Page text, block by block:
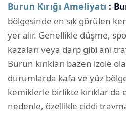
Burun Kırığı Ameliyatı :
bölgesinde en sık görülen
yer alır. Genellikle düşme,
kazaları veya darp gibi ani
Burun kırıkları bazen izole
durumlarda kafa ve yüz
kemiklerle birlikte kırıklar da
nedenle, özellikle ciddi